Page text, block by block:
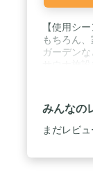
【使用シ
もちろん
ガーデン
ても人気
素材のシ
蒸れにく
いPVC素材
座り心地
みんなの
まだレビ